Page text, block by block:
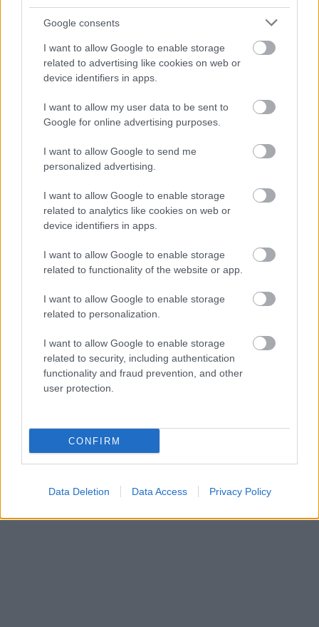
Google consents
I want to allow Google to enable storage
related to advertising like cookies on web or
device identifiers in apps.
I want to allow my user data to be sent to
Google for online advertising purposes.
I want to allow Google to send me
personalized advertising.
I want to allow Google to enable storage
related to analytics like cookies on web or
device identifiers in apps.
I want to allow Google to enable storage
related to functionality of the website or app.
I want to allow Google to enable storage
related to personalization.
I want to allow Google to enable storage
related to security, including authentication
functionality and fraud prevention, and other
user protection.
CONFIRM
Data Deletion Data Access Privacy Policy
Δημιουργός Κουίζ- παρέχεται από Riddle